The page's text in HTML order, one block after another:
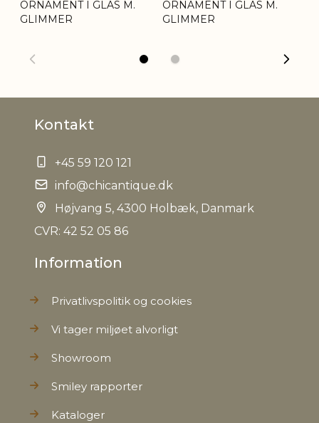
ORNAMENT I GLAS M.
GLIMMER
ORNAMENT I GLAS M.
GLIMMER
Kontakt
+45 59 120 121
info@chicantique.dk
Højvang 5, 4300 Holbæk, Danmark
CVR: 42 52 05 86
Information
Privatlivspolitik og cookies
Vi tager miljøet alvorligt
Showroom
Smiley rapporter
Kataloger